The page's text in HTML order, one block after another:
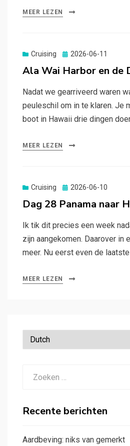
MEER LEZEN
Cruising
Gepubliceerd
2026-06-11
Ala Wai Harbor en de
Nadat we gearriveerd waren
peuleschil om in te klaren. Je
boot in Hawaii drie dingen
MEER LEZEN
Cruising
Gepubliceerd
2026-06-10
Dag 28 Panama naar
Ik tik dit precies een week
zijn aangekomen. Daarover in
meer. Nu eerst even de
MEER LEZEN
naar:
Recente berichten
Aardbeving: niks van gemerkt